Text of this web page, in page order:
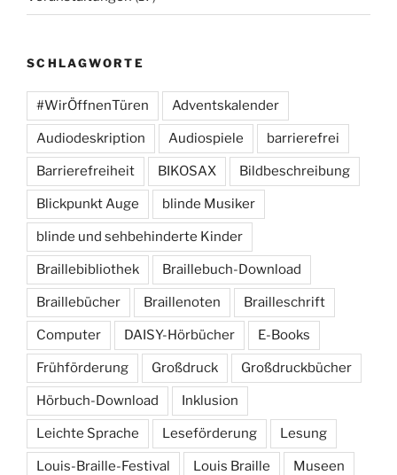
SCHLAGWORTE
#WirÖffnenTüren Adventskalender
Audiodeskription Audiospiele barrierefrei
Barrierefreiheit BIKOSAX Bildbeschreibung
Blickpunkt Auge blinde Musiker
blinde und sehbehinderte Kinder
Braillebibliothek Braillebuch-Download
Braillebücher Braillenoten Brailleschrift
Computer DAISY-Hörbücher E-Books
Frühförderung Großdruck Großdruckbücher
Hörbuch-Download Inklusion
Leichte Sprache Leseförderung Lesung
Louis-Braille-Festival Louis Braille Museen